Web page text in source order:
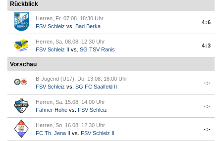
Rückblick
Herren, Fr. 07.08. 18:30 Uhr
FSV Schleiz vs. Bad Berka
4:6
Herren, Sa. 08.08. 12:30 Uhr
FSV Schleiz II vs. SG TSV Ranis
4:3
Vorschau
B-Jugend (U17), Do. 13.08. 18:00 Uhr
FSV Schleiz vs. SG FC Saalfeld II
-:-
Herren, Sa. 15.08. 14:00 Uhr
Fahner Höhe vs. FSV Schleiz
-:-
Herren, So. 16.08. 12:30 Uhr
FC Th. Jena II vs. FSV Schleiz II
-:-